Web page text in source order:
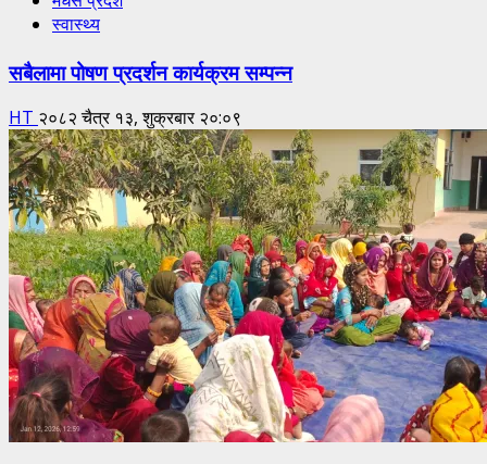
स्वास्थ्य
सबैलामा पोषण प्रदर्शन कार्यक्रम सम्पन्न
HT २०८२ चैत्र १३, शुक्रबार २०:०९